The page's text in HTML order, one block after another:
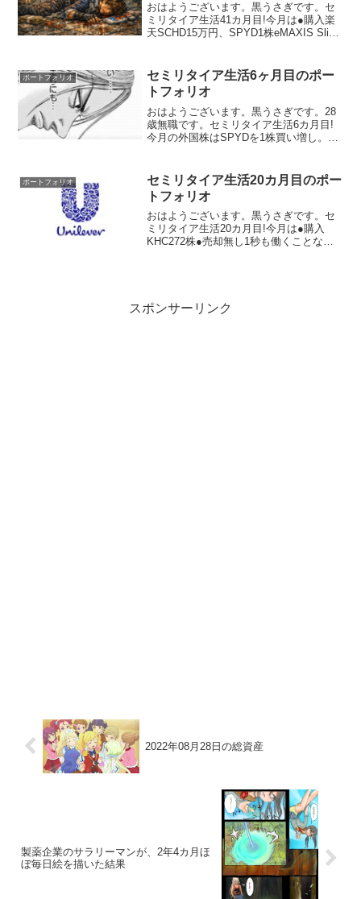
おはようございます。黒うさぎです。セ
ミリタイア生活41カ月目!今月は●購入楽
天SCHD15万円、SPYD1株eMAXIS Slim
定＋一般＋旧NISA）ティッカ...
ポートフォリオ
セミリタイア生活6ヶ月目のポー
トフォリオ
おはようございます。黒うさぎです。28
歳無職です。セミリタイア生活6カ月目!
今月の外国株はSPYDを1株買い増し。売
🍩配当金ティッカー保有数量1株の配当金
合計AZN11...
ポートフォリオ
セミリタイア生活20カ月目のポー
トフォリオ
おはようございます。黒うさぎです。セ
ミリタイア生活20カ月目!今月は●購入
KHC272株●売却無し1秒も働くことなく
スポンサーリンク
2022年08月28日の総資産
製薬企業のサラリーマンが、2年4カ月ほ
ぼ毎日絵を描いた結果